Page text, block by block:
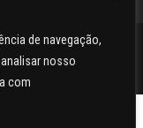
de navegação,
nosso
com